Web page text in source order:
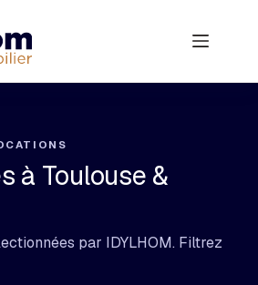
à Toulouse &
par IDYLHOM. Filtrez